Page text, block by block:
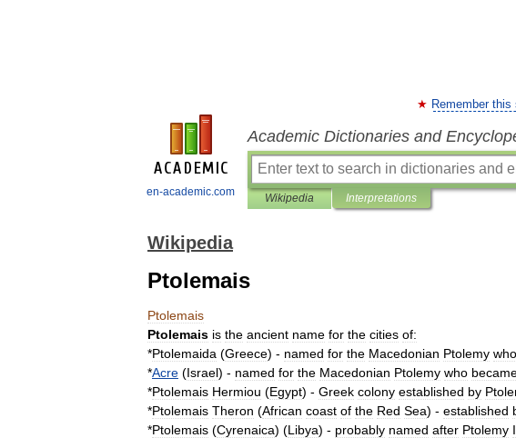
en-academic.com
Remember this
Academic Dictionaries and
Wikipedia Interpretations
Wikipedia
Ptolemais
Ptolemais
Ptolemais is the ancient name for the cities of:
*Ptolemaida (Greece) - named for the Macedonian Ptolemy who
*Acre (Israel) - named for the Macedonian Ptolemy who
*Ptolemais Hermiou (Egypt) - Greek colony established by
*Ptolemais Theron (African coast of the Red Sea) - established
*Ptolemais (Cyrenaica) (Libya) - probably named after Ptolemy